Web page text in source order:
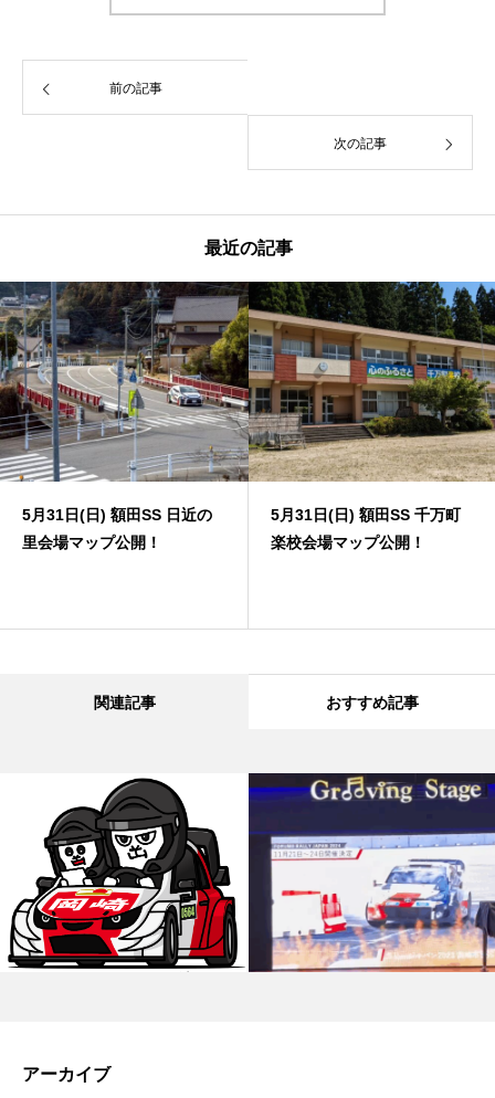
前の記事
次の記事
最近の記事
5月31日(日) 額田SS 日近の
里会場マップ公開！
5月31日(日) 額田SS 千万町
楽校会場マップ公開！
関連記事 おすすめ記事
アーカイブ